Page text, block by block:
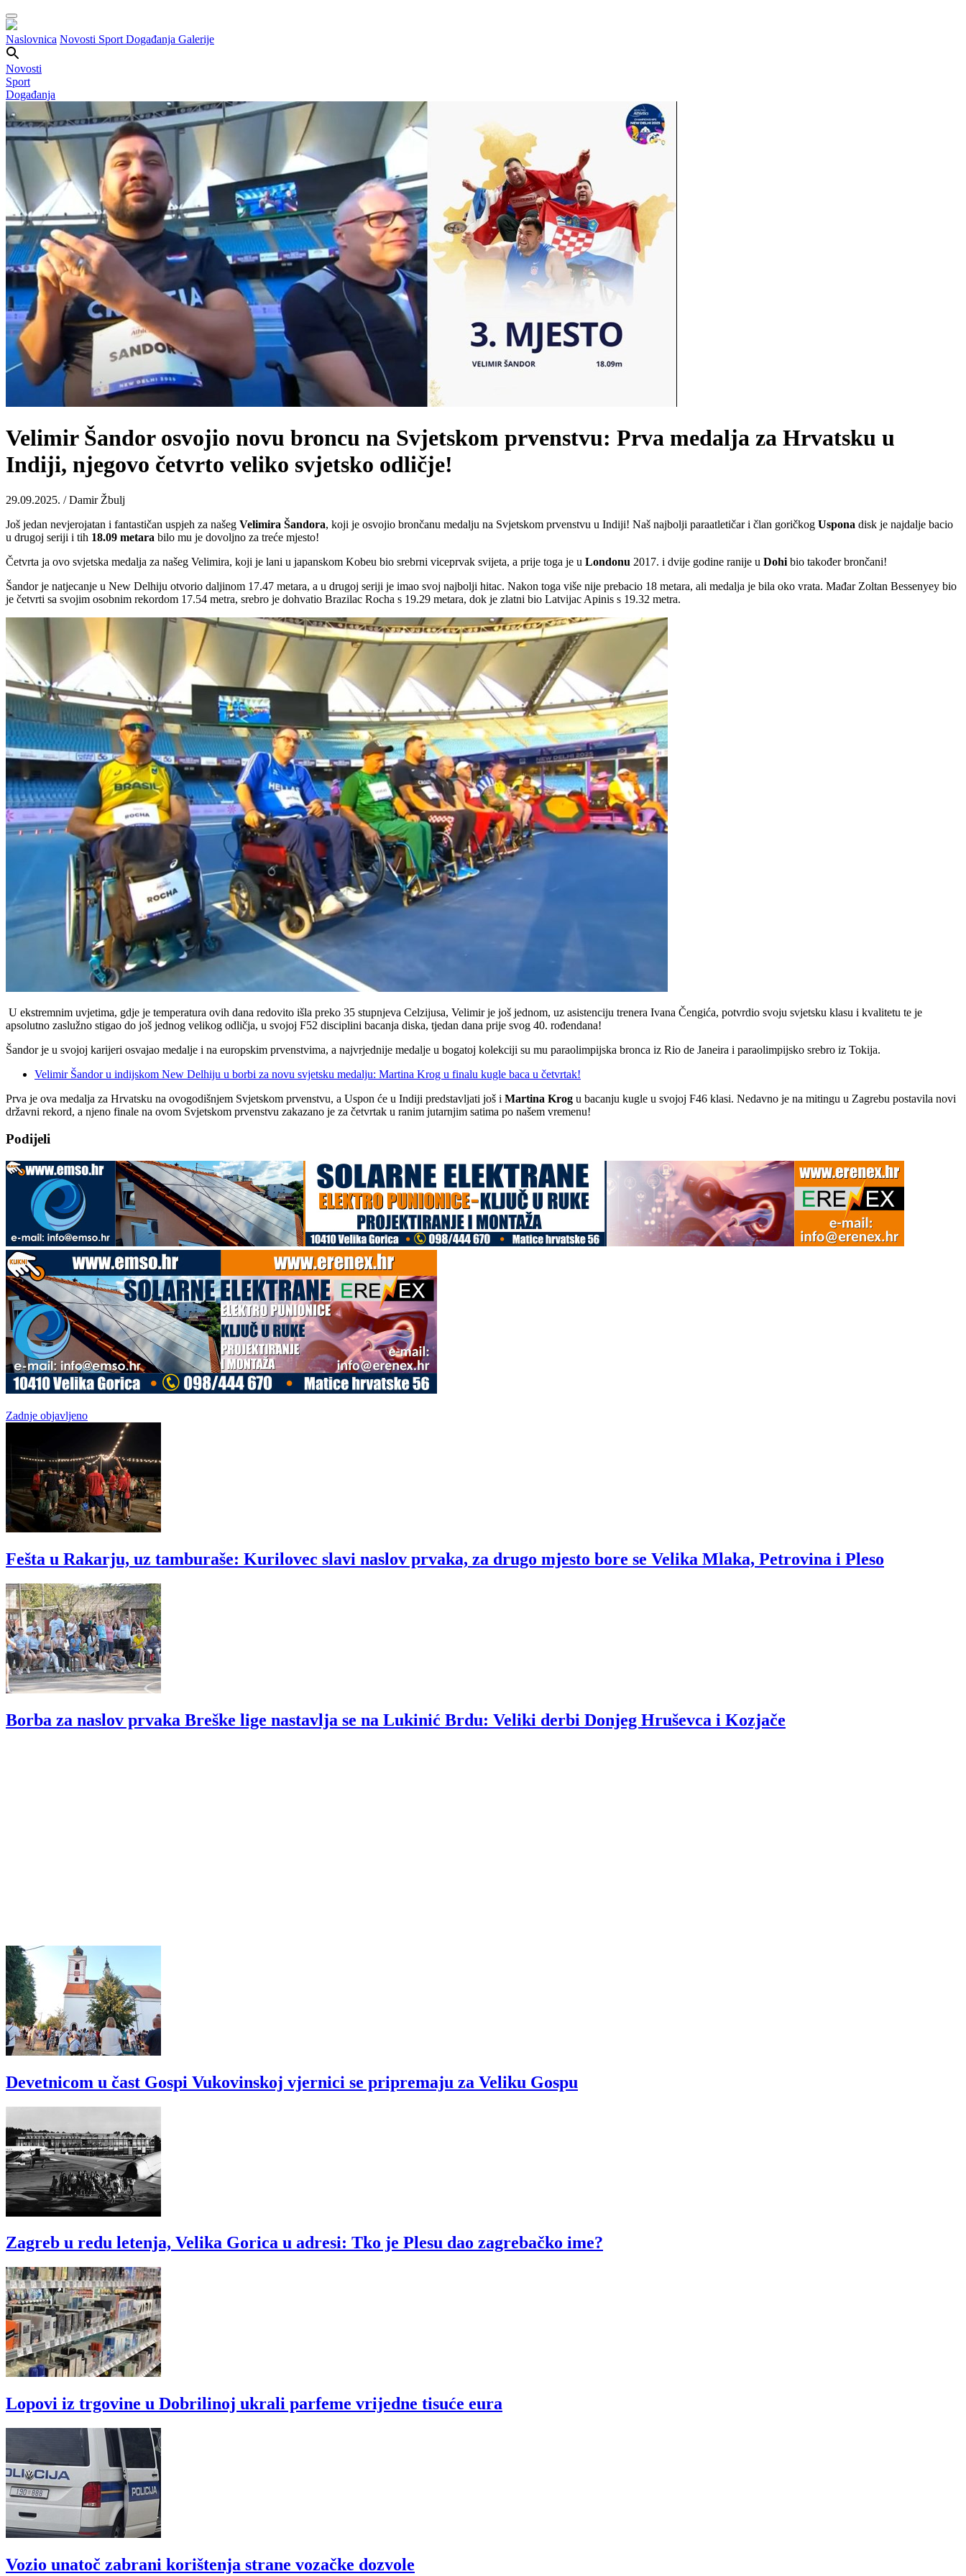
Naslovnica Novosti Sport Događanja Galerije
Novosti
Sport
Događanja
Velimir Šandor osvojio novu broncu na Svjetskom prvenstvu: Prva medalja za Hrvatsku u
Indiji, njegovo četvrto veliko svjetsko odličje!
29.09.2025. / Damir Žbulj
Još jedan nevjerojatan i fantastičan uspjeh za našeg Velimira Šandora, koji je osvojio brončanu medalju na Svjetskom prvenstvu u Indiji! Naš najbolji paraatletičar i član goričkog Uspona disk je najdalje bacio
u drugoj seriji i tih 18.09 metara bilo mu je dovoljno za treće mjesto!
Četvrta ja ovo svjetska medalja za našeg Velimira, koji je lani u japanskom Kobeu bio srebrni viceprvak svijeta, a prije toga je u Londonu 2017. i dvije godine ranije u Dohi bio također brončani!
Šandor je natjecanje u New Delhiju otvorio daljinom 17.47 metara, a u drugoj seriji je imao svoj najbolji hitac. Nakon toga više nije prebacio 18 metara, ali medalja je bila oko vrata. Mađar Zoltan Bessenyey bio
je četvrti sa svojim osobnim rekordom 17.54 metra, srebro je dohvatio Brazilac Rocha s 19.29 metara, dok je zlatni bio Latvijac Apinis s 19.32 metra.
U ekstremnim uvjetima, gdje je temperatura ovih dana redovito išla preko 35 stupnjeva Celzijusa, Velimir je još jednom, uz asistenciju trenera Ivana Čengića, potvrdio svoju svjetsku klasu i kvalitetu te je
apsolutno zaslužno stigao do još jednog velikog odličja, u svojoj F52 disciplini bacanja diska, tjedan dana prije svog 40. rođendana!
Šandor je u svojoj karijeri osvajao medalje i na europskim prvenstvima, a najvrjednije medalje u bogatoj kolekciji su mu paraolimpijska bronca iz Rio de Janeira i paraolimpijsko srebro iz Tokija.
Velimir Šandor u indijskom New Delhiju u borbi za novu svjetsku medalju: Martina Krog u finalu kugle baca u četvrtak!
Prva je ova medalja za Hrvatsku na ovogodišnjem Svjetskom prvenstvu, a Uspon će u Indiji predstavljati još i Martina Krog u bacanju kugle u svojoj F46 klasi. Nedavno je na mitingu u Zagrebu postavila novi
državni rekord, a njeno finale na ovom Svjetskom prvenstvu zakazano je za četvrtak u ranim jutarnjim satima po našem vremenu!
Podijeli
Zadnje objavljeno
Fešta u Rakarju, uz tamburaše: Kurilovec slavi naslov prvaka, za drugo mjesto bore se Velika Mlaka, Petrovina i Pleso
Borba za naslov prvaka Breške lige nastavlja se na Lukinić Brdu: Veliki derbi Donjeg Hruševca i Kozjače
Devetnicom u čast Gospi Vukovinskoj vjernici se pripremaju za Veliku Gospu
Zagreb u redu letenja, Velika Gorica u adresi: Tko je Plesu dao zagrebačko ime?
Lopovi iz trgovine u Dobrilinoj ukrali parfeme vrijedne tisuće eura
Vozio unatoč zabrani korištenja strane vozačke dozvole